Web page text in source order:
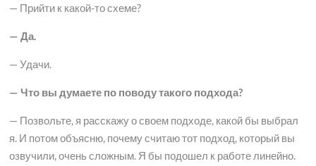
— Прийти к какой-то схеме?
— Да.
— Удачи.
— Что вы думаете по поводу такого подхода?
— Позвольте, я расскажу о своем подходе, какой бы выбрал
я. И потом объясню, почему считаю тот подход, который вы
озвучили, очень сложным. Я бы подошел к работе линейно.